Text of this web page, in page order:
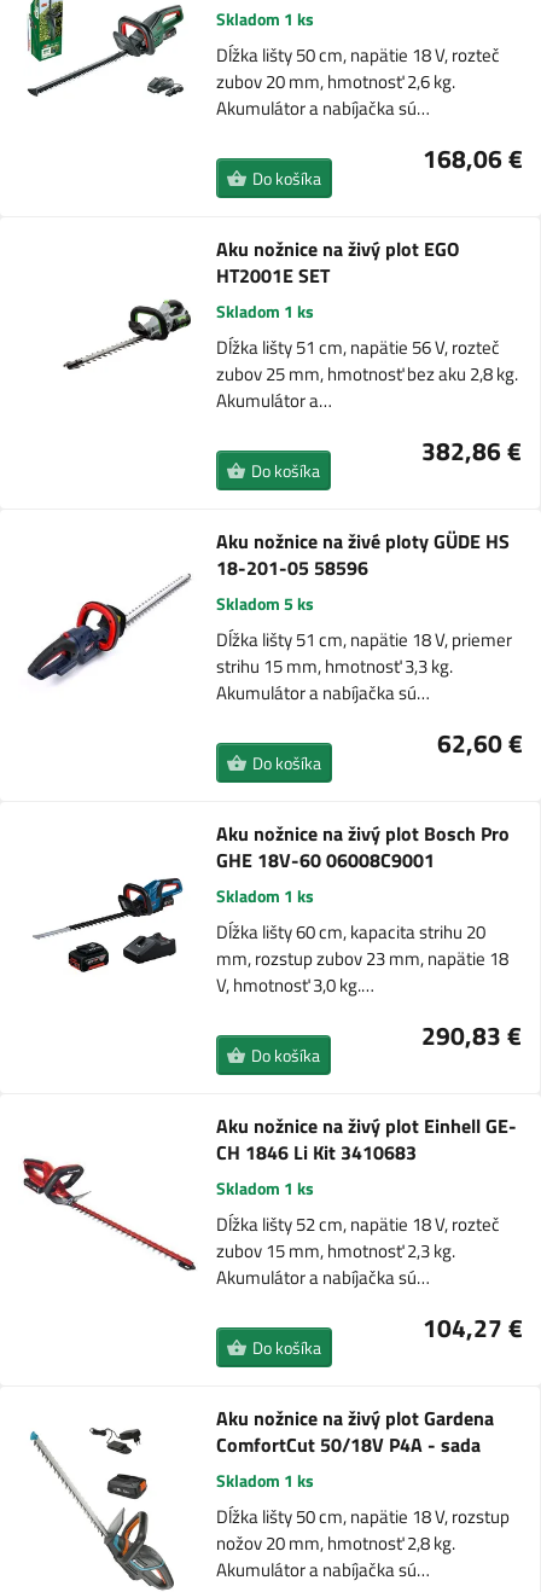
Skladom 1 ks
Dĺžka lišty 50 cm, napätie 18 V, rozteč
zubov 20 mm, hmotnosť 2,6 kg.
Akumulátor a nabíjačka sú…
168,06 €
Do košíka
Aku nožnice na živý plot EGO
HT2001E SET
Skladom 1 ks
Dĺžka lišty 51 cm, napätie 56 V, rozteč
zubov 25 mm, hmotnosť bez aku 2,8 kg.
Akumulátor a…
382,86 €
Do košíka
Aku nožnice na živé ploty GÜDE HS
18-201-05 58596
Skladom 5 ks
Dĺžka lišty 51 cm, napätie 18 V, priemer
strihu 15 mm, hmotnosť 3,3 kg.
Akumulátor a nabíjačka sú…
62,60 €
Do košíka
Aku nožnice na živý plot Bosch Pro
GHE 18V-60 06008C9001
Skladom 1 ks
Dĺžka lišty 60 cm, kapacita strihu 20
mm, rozstup zubov 23 mm, napätie 18
V, hmotnosť 3,0 kg.…
290,83 €
Do košíka
Aku nožnice na živý plot Einhell GE-
CH 1846 Li Kit 3410683
Skladom 1 ks
Dĺžka lišty 52 cm, napätie 18 V, rozteč
zubov 15 mm, hmotnosť 2,3 kg.
Akumulátor a nabíjačka sú…
104,27 €
Do košíka
Aku nožnice na živý plot Gardena
ComfortCut 50/18V P4A - sada
Skladom 1 ks
Dĺžka lišty 50 cm, napätie 18 V, rozstup
nožov 20 mm, hmotnosť 2,8 kg.
Akumulátor a nabíjačka sú…